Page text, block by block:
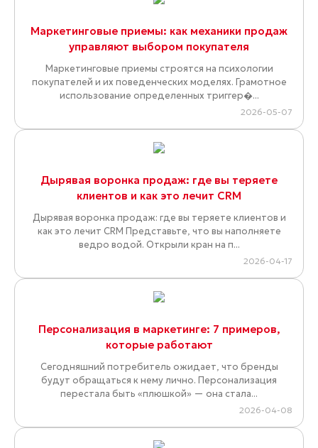
Маркетинговые приемы: как механики продаж
управляют выбором покупателя
Маркетинговые приемы строятся на психологии
покупателей и их поведенческих моделях. Грамотное
использование определенных триггер�...
2026-05-07
Дырявая воронка продаж: где вы теряете
клиентов и как это лечит CRM
Дырявая воронка продаж: где вы теряете клиентов и
как это лечит CRM Представьте, что вы наполняете
ведро водой. Открыли кран на п...
2026-04-17
Персонализация в маркетинге: 7 примеров,
которые работают
Сегодняшний потребитель ожидает, что бренды
будут обращаться к нему лично. Персонализация
перестала быть «плюшкой» — она стала...
2026-04-08